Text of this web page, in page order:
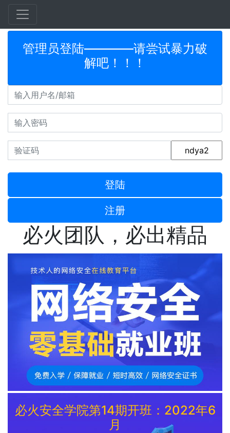
管理员登陆————请尝试暴力破
解吧！！！
登陆
注册
必火团队，必出精品
必火安全学院第14期开班：2022年6
月